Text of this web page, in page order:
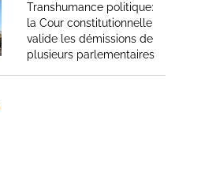
Transhumance politique:
la Cour constitutionnelle
valide les démissions de
plusieurs parlementaires